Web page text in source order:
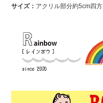
サイズ： アクリル部分約5cm四方